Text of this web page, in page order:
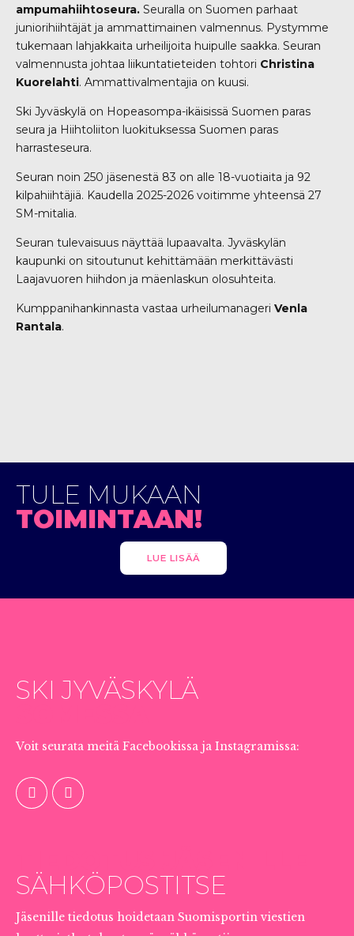
ampumahiihtoseura. Seuralla on Suomen parhaat
juniorihiihtäjät ja ammattimainen valmennus. Pystymme
tukemaan lahjakkaita urheilijoita huipulle saakka. Seuran
valmennusta johtaa liikuntatieteiden tohtori Christina
Kuorelahti. Ammattivalmentajia on kuusi.
Ski Jyväskylä on Hopeasompa-ikäisissä Suomen paras
seura ja Hiihtoliiton luokituksessa Suomen paras
harrasteseura.
Seuran noin 250 jäsenestä 83 on alle 18-vuotiaita ja 92
kilpahiihtäjiä. Kaudella 2025-2026 voitimme yhteensä 27
SM-mitalia.
Seuran tulevaisuus näyttää lupaavalta. Jyväskylän
kaupunki on sitoutunut kehittämään merkittävästi
Laajavuoren hiihdon ja mäenlaskun olosuhteita.
Kumppanihankinnasta vastaa urheilumanageri Venla
Rantala.
TULE MUKAAN
TOIMINTAAN!
LUE LISÄÄ
SKI JYVÄSKYLÄ
Voit seurata meitä Facebookissa ja Instagramissa:
SÄHKÖPOSTITSE
Jäsenille tiedotus hoidetaan Suomisportin viestien